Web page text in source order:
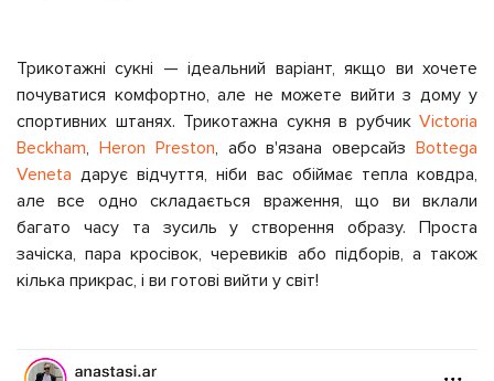
Трикотажні сукні — ідеальний варіант, якщо ви хочете
почуватися комфортно, але не можете вийти з дому у
спортивних штанях. Трикотажна сукня в рубчик Victoria
Beckham, Heron Preston, або в'язана оверсайзBottega
Veneta дарує відчуття, ніби вас обіймає тепла ковдра,
але все одно складається враження, що ви вклали
багато часу та зусиль у створення образу. Проста
зачіска, пара кросівок, черевиків або підборів, а також
кілька прикрас, і ви готові вийти у світ!